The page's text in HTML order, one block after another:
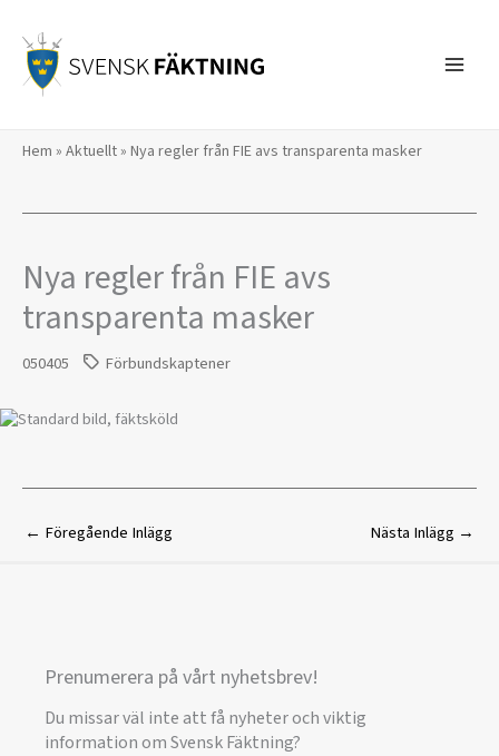
innehåll
Hem » Aktuellt» Nya regler från FIE avs transparenta masker
Nya regler från FIE avs
transparenta masker
050405 Förbundskaptener
← Föregående Inlägg Nästa Inlägg →
Prenumerera på vårt nyhetsbrev!
Du missar väl inte att få nyheter och viktig
information om Svensk Fäktning?